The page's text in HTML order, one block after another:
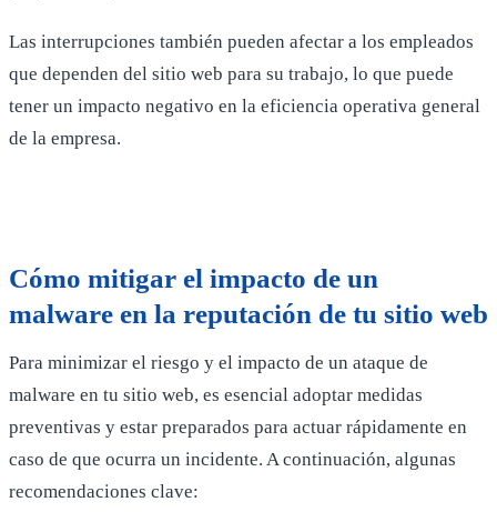
Las interrupciones también pueden afectar a los empleados
que dependen del sitio web para su trabajo, lo que puede
tener un impacto negativo en la eficiencia operativa general
de la empresa.
Cómo mitigar el impacto de un
malware en la reputación de tu sitio web
Para minimizar el riesgo y el impacto de un ataque de
malware en tu sitio web, es esencial adoptar medidas
preventivas y estar preparados para actuar rápidamente en
caso de que ocurra un incidente. A continuación, algunas
recomendaciones clave: